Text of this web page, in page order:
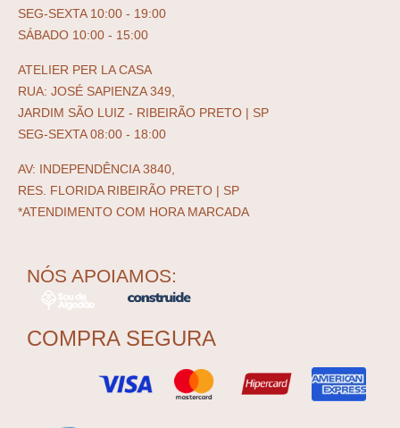
SEG-SEXTA 10:00 - 19:00
SÁBADO 10:00 - 15:00
ATELIER PER LA CASA
RUA: JOSÉ SAPIENZA 349,
JARDIM SÃO LUIZ - RIBEIRÃO PRETO | SP
SEG-SEXTA 08:00 - 18:00
AV: INDEPENDÊNCIA 3840,
RES. FLORIDA RIBEIRÃO PRETO | SP
*ATENDIMENTO COM HORA MARCADA
NÓS APOIAMOS:
COMPRA SEGURA